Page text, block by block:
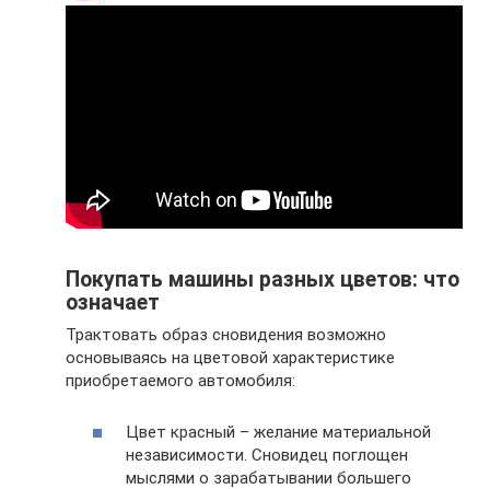
Покупать машины разных цветов: что
означает
Трактовать образ сновидения возможно
основываясь на цветовой характеристике
приобретаемого автомобиля:
Цвет красный – желание материальной
независимости. Сновидец поглощен
мыслями о зарабатывании большего